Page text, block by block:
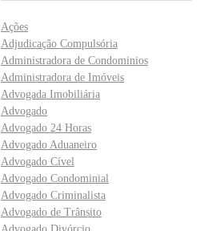
Ações
Adjudicação Compulsória
Administradora de Condominios
Administradora de Imóveis
Advogada Imobiliária
Advogado
Advogado 24 Horas
Advogado Aduaneiro
Advogado Cível
Advogado Condominial
Advogado Criminalista
Advogado de Trânsito